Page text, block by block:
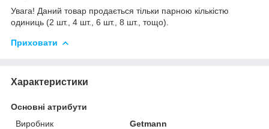
Увага! Даний товар продається тільки парною кількістю
одиниць (2 шт., 4 шт., 6 шт., 8 шт., тощо).
Приховати
Характеристики
Основні атрибути
Виробник
Getmann